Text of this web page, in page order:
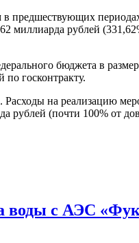
предшествующих
миллиарда рублей
бюджета в
по госконтракту.
на реализацию
(почти 100% от
воды с АЭС